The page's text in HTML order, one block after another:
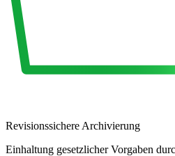
Revisionssichere Archivierung
Einhaltung gesetzlicher Vorgaben